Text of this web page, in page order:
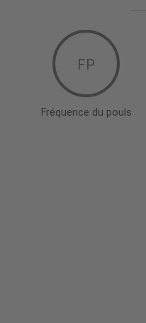
FP
Fréquence du pouls